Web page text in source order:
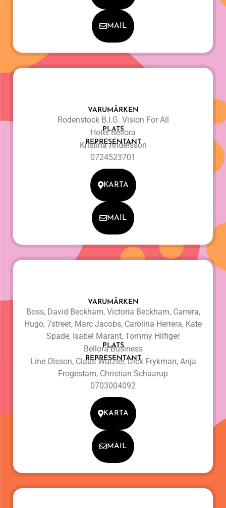
MAIL
VARUMÄRKEN
Rodenstock B.I.G. Vision For All
PLATS
Hotel Bellora
REPRESENTANT
Kristina Andersson
0724523701
KARTA
MAIL
VARUMÄRKEN
Boss, David Beckham, Victoria Beckham, Carrera,
Hugo, 7street, Marc Jacobs, Carolina Herrera, Kate
Spade, Isabel Marant, Tommy Hilfiger
PLATS
Bellora Business
REPRESENTANT
Line Olsson, Claus Wutzler, Dick Frykman, Anja
Frogestam, Christian Schaarup
0703004092
KARTA
MAIL